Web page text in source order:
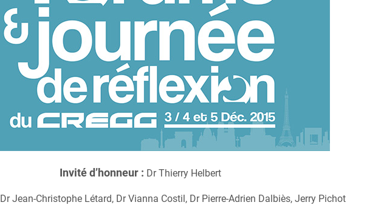
Invité d’honneur : Dr Thierry Helbert
Dr Jean-Christophe Létard, Dr Vianna Costil, Dr Pierre-Adrien Dalbiès, Jerry Pichot